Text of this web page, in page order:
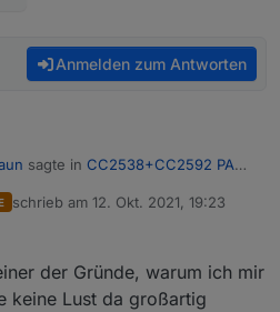
Anmelden zum Antworten
sagte in CC2538+CC2592 PA
der Knackpunkt sein...
schrieb am 12. Okt. 2021, 19:23
zuletzt editiert von
der Gründe, warum ich mir
keine Lust da großartig